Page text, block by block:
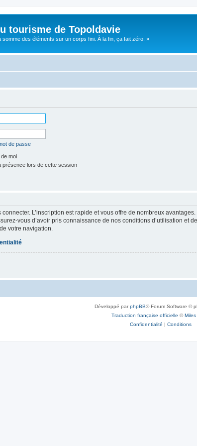
tourisme de Topoldavie
somme des éléments sur un corps fini. À la fin, ça fait zéro. »
de passe
moi
présence lors de cette session
L’inscription est rapide et vous offre de nombreux
vous d’avoir pris connaissance de nos conditions d’utilisation
votre navigation.
Développé parphpBB® Forum Software ©
Traduction française officielle ©Miles
Confidentialité | Conditions